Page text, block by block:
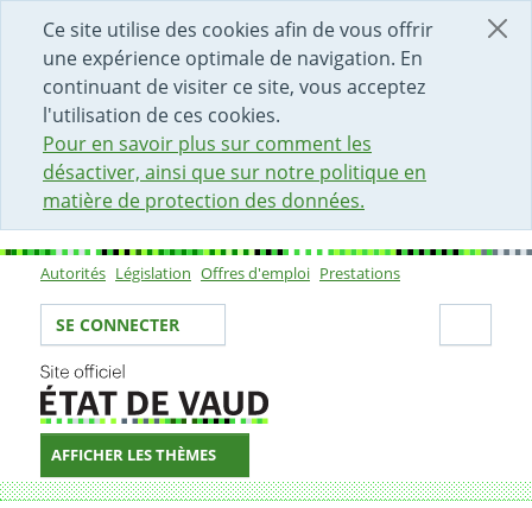
Ce site utilise des cookies afin de vous offrir
une expérience optimale de navigation. En
continuant de visiter ce site, vous acceptez
l'utilisation de ces cookies.
Pour en savoir plus sur comment les
désactiver, ainsi que sur notre politique en
matière de protection des données.
DÉBUT DU CONTENU DE LA PAGE
ACCÈS AU CHAMP DE RECHERCHE
PAGE D'ACCUEIL
FORMULAIRE DE CONTACT
Sous-navigation
Autorités Législation Offres d'emploi Prestations
Votre identité
SE CONNECTER
AFFICHER LES THÈMES